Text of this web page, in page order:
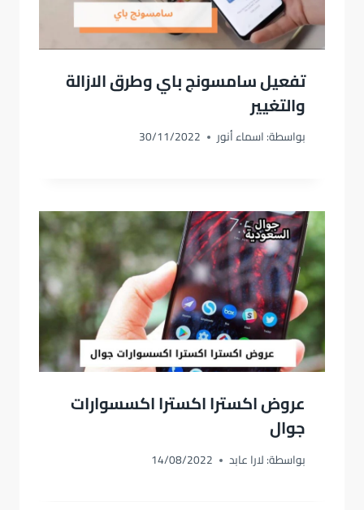
تفعيل سامسونج باي وطرق الازالة
والتغيير
بواسطة:اسماء أنور 30/11/2022
عروض اكسترا اكسترا اكسسوارات
جوال
بواسطة:لارا عابد 14/08/2022